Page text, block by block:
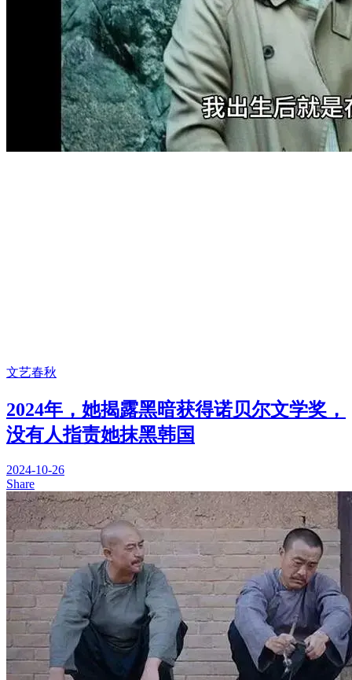
文艺春秋
2024年，她揭露黑暗获得诺贝尔文学奖，
没有人指责她抹黑韩国
2024-10-26
Share